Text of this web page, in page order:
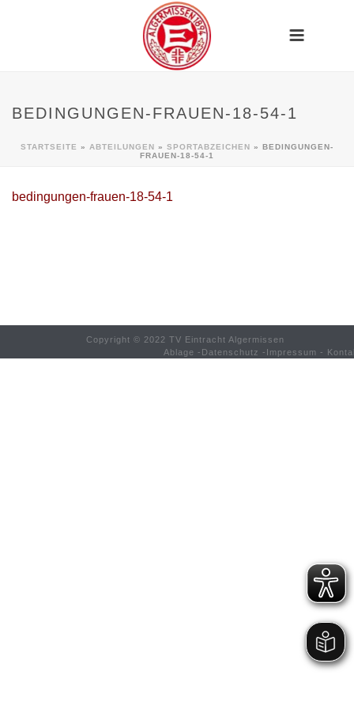
BEDINGUNGEN-FRAUEN-18-54-1
STARTSEITE » ABTEILUNGEN » SPORTABZEICHEN » BEDINGUNGEN-
FRAUEN-18-54-1
bedingungen-frauen-18-54-1
Copyright © 2022 TV Eintracht Algermissen
Ablage - Datenschutz - Impressum -